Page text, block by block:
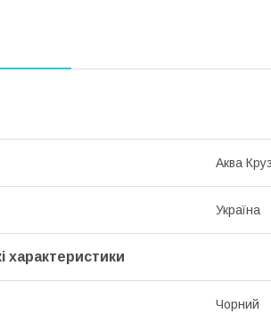
Аква
Україна
характеристики
Чорний